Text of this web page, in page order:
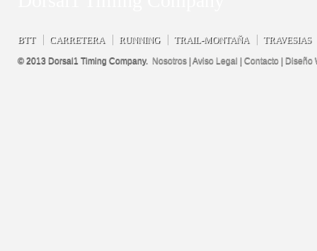
BTT CARRETERA RUNNING TRAIL-MONTAÑA TRAVESIAS
© 2013 Dorsal1 Timing Company. Nosotros |Aviso Legal | Contacto | Diseño